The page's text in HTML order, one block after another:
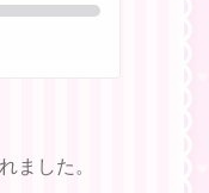
ました。